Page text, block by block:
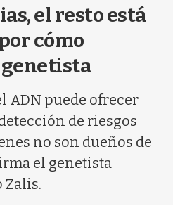
el resto está
cómo
ADN puede ofrecer
de riesgos
no son dueños de
el genetista
Zalis.